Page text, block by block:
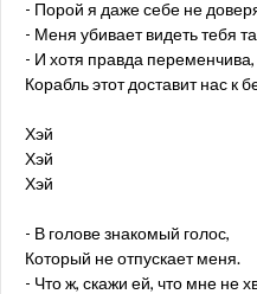
- Порой я даже себе не
- Меня убивает видеть тебя
- И хотя правда переменчива,
Корабль этот доставит нас к
Хэй
Хэй
Хэй
- В голове знакомый голос,
Который не отпускает меня.
- Что ж, скажи ей, что мне не